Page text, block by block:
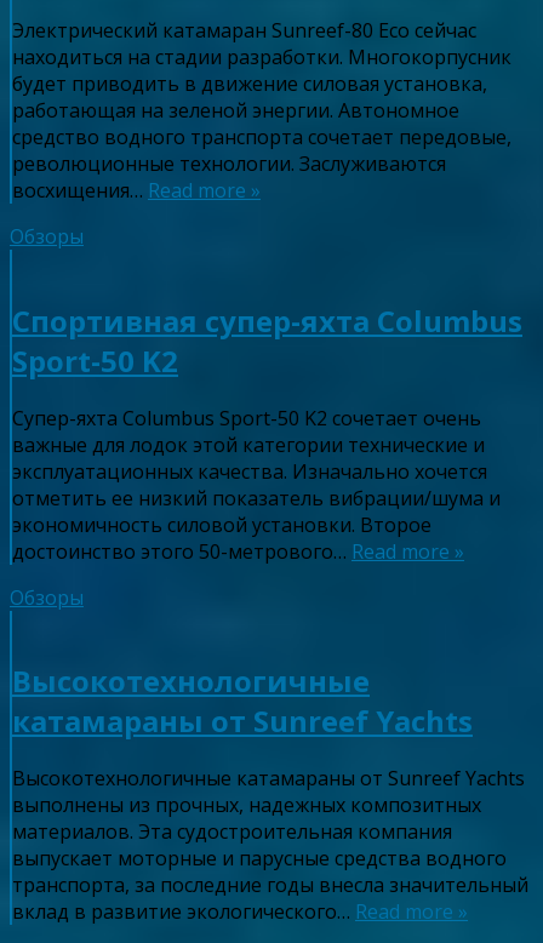
Электрический катамаран Sunreef-80 Eco сейчас
находиться на стадии разработки. Многокорпусник
будет приводить в движение силовая установка,
работающая на зеленой энергии. Автономное
средство водного транспорта сочетает передовые,
революционные технологии. Заслуживаются
восхищения… Read more »
Обзоры
Спортивная супер-яхта Columbus
Sport-50 K2
Супер-яхта Columbus Sport-50 K2 сочетает очень
важные для лодок этой категории технические и
эксплуатационных качества. Изначально хочется
отметить ее низкий показатель вибрации/шума и
экономичность силовой установки. Второе
достоинство этого 50-метрового… Read more »
Обзоры
Высокотехнологичные
катамараны от Sunreef Yachts
Высокотехнологичные катамараны от Sunreef Yachts
выполнены из прочных, надежных композитных
материалов. Эта судостроительная компания
выпускает моторные и парусные средства водного
транспорта, за последние годы внесла значительный
вклад в развитие экологического… Read more »